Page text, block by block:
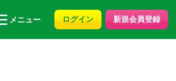
メニュー ログイン 新規会員登録